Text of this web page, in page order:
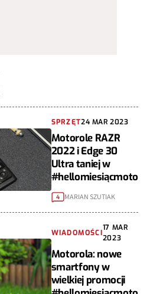
SPRZĘT24 MAR 2023
Motorole RAZR
2022 i Edge 30
Ultra taniej w
#hellomiesiącmoto
4 MARIAN SZUTIAK
WIADOMOŚCI
17 MAR
2023
Motorola: nowe
smartfony w
wielkiej promocji